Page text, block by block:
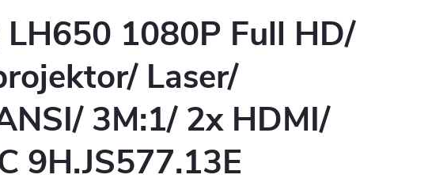
LH650 1080P Full HD/
Laser/
3M:1/ 2x HDMI/
9H.JS577.13E